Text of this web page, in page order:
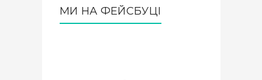
МИ НА ФЕЙСБУЦІ